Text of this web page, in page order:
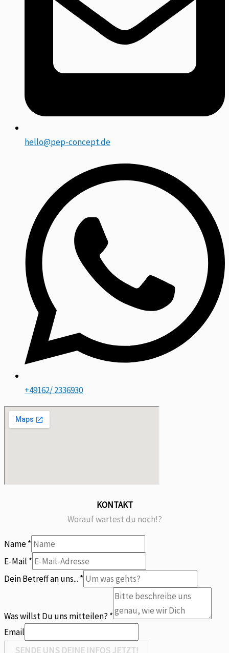
hello@pep-concept.de
+49162/ 2336930
KONTAKT
Worauf wartest du noch!?
Name*
E-Mail *
Dein Betreff an uns... *
Was willst Du uns mitteilen? *
Email
SENDE UNS DEINE INFOS JETZT!